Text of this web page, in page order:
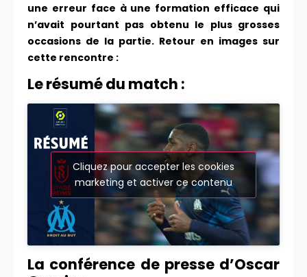
une erreur face à une formation efficace qui
n’avait pourtant pas obtenu le plus grosses
occasions de la partie. Retour en images sur
cette rencontre :
Le résumé du match :
Cliquez pour accepter les cookies
marketing et activer ce contenu
La conférence de presse d’Oscar